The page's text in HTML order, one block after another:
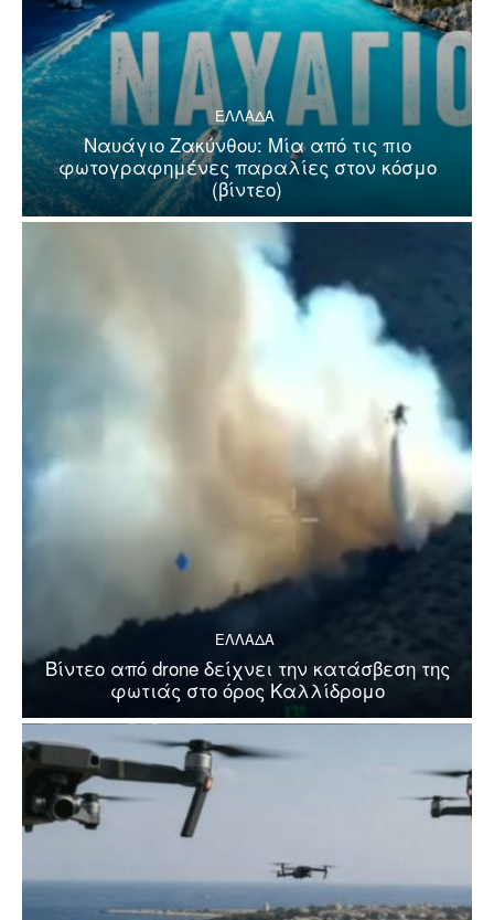
ΕΛΛΑΔΑ
Ναυάγιο Ζακύνθου: Μία από τις πιο
φωτογραφημένες παραλίες στον κόσμο
(βίντεο)
ΕΛΛΑΔΑ
Βίντεο από drone δείχνει την κατάσβεση της
φωτιάς στο όρος Καλλίδρομο